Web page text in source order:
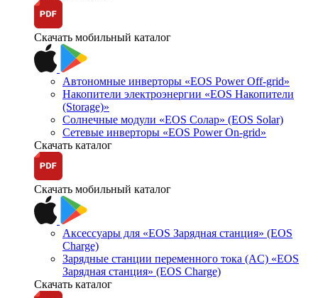
Скачать мобильный каталог
Автономные инверторы «EOS Power Off-grid»
Накопители электроэнергии «EOS Накопители
(Storage)»
Солнечные модули «EOS Солар» (EOS Solar)
Сетевые инверторы «EOS Power On-grid»
Скачать каталог
Скачать мобильный каталог
Аксессуары для «EOS Зарядная станция» (EOS
Charge)
Зарядные станции переменного тока (AC) «EOS
Зарядная станция» (EOS Charge)
Скачать каталог